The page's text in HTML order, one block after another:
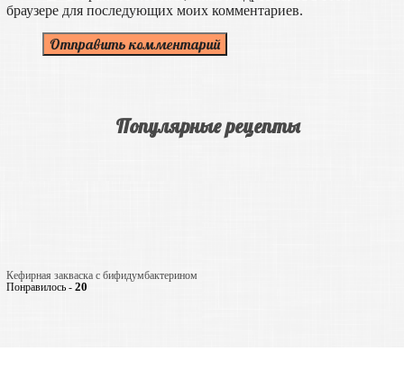
браузере для последующих моих комментариев.
Популярные рецепты
Кефирная закваска с бифидумбактерином
Понравилось - 20